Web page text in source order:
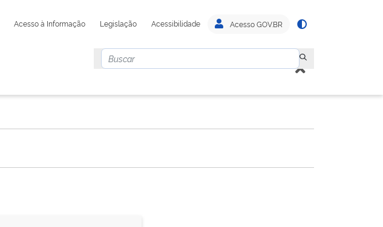
Acesso à Informação Legislação Acessibilidade Acesso GOV.BR